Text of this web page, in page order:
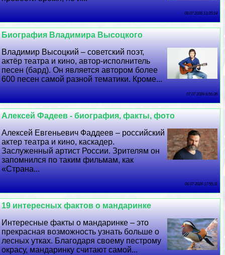
08 07 2026 13:35:14
Биография Владимира Высоцкого
Владимир Высоцкий – советский поэт,
актёр театра и кино, автор-исполнитель
песен (бард). Он является автором более
600 песен самой разной тематики. Кроме...
07 07 2026 6:56:36
Алексей Фадеев - биография, факты, фото
Алексей Евгеньевич Фаддеев – российский
актер театра и кино, каскадер.
Заслуженный артист России. Зрителям он
запомнился по таким фильмам, как
«Страна...
06 07 2026 17:55:11
19 интересных фактов о мaндаринке
Интересные факты о мaндаринке – это
прекрасная возможность узнать больше о
лесных утках. Благодаря своему пестрому
окрасу, мaндаринку считают самой...